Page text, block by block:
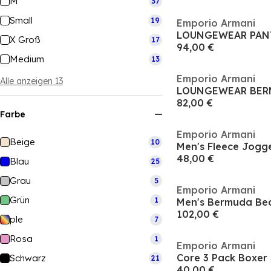
Small 19
X Groß 17
Medium 13
Alle anzeigen 13
Farbe
Beige 10
Blau 25
Grau 5
Grün 1
ple 7
Rosa 1
Schwarz 21
Emporio Armani
LOUNGEWEAR
94,00 €
Emporio Armani
LOUNGEWEAR
82,00 €
Emporio Armani
Men's Fleece
48,00 €
Emporio Armani
102,00 €
Emporio Armani
Core 3 Pack Boxer